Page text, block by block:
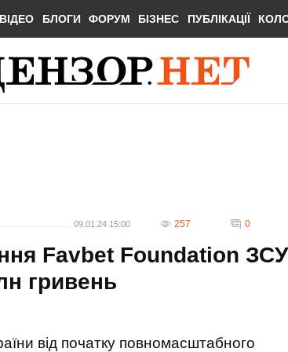
ВІДЕО БЛОГИ ФОРУМ БІЗНЕС ПУБЛІКАЦІЇ
09.01.24 15:00 257 0
Favbet Foundation ЗСУ
гривень
від початку повномасштабного